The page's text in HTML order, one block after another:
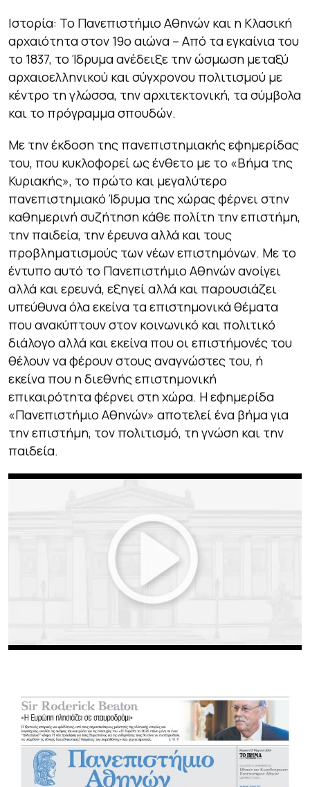
Ιστορία: Το Πανεπιστήμιο Αθηνών και η Κλασική
αρχαιότητα στον 19ο αιώνα – Από τα εγκαίνια του
το 1837, το Ίδρυμα ανέδειξε την ώσμωση μεταξύ
αρχαιοελληνικού και σύγχρονου πολιτισμού με
κέντρο τη γλώσσα, την αρχιτεκτονική, τα σύμβολα
και το πρόγραμμα σπουδών.
Με την έκδοση της πανεπιστημιακής εφημερίδας
του, που κυκλοφορεί ως ένθετο με το «Βήμα της
Κυριακής», το πρώτο και μεγαλύτερο
πανεπιστημιακό Ίδρυμα της χώρας φέρνει στην
καθημερινή συζήτηση κάθε πολίτη την επιστήμη,
την παιδεία, την έρευνα αλλά και τους
προβληματισμούς των νέων επιστημόνων. Με το
έντυπο αυτό το Πανεπιστήμιο Αθηνών ανοίγει
αλλά και ερευνά, εξηγεί αλλά και παρουσιάζει
υπεύθυνα όλα εκείνα τα επιστημονικά θέματα
που ανακύπτουν στον κοινωνικό και πολιτικό
διάλογο αλλά και εκείνα που οι επιστήμονές του
θέλουν να φέρουν στους αναγνώστες του, ή
εκείνα που η διεθνής επιστημονική
επικαιρότητα φέρνει στη χώρα. Η εφημερίδα
«Πανεπιστήμιο Αθηνών» αποτελεί ένα βήμα για
την επιστήμη, τον πολιτισμό, τη γνώση και την
παιδεία.